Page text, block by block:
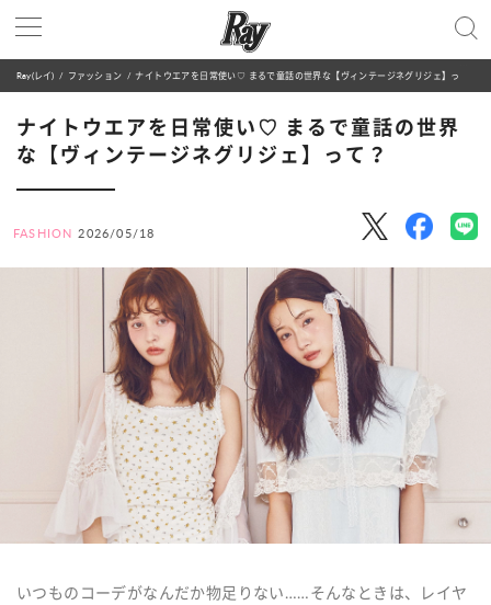
Ray(レイ) ファッション ナイトウエアを日常使い♡ まるで童話の世界な【ヴィンテージネグリジェ】って？
ナイトウエアを日常使い♡ まるで童話の世界
な【ヴィンテージネグリジェ】って？
FASHION 2026/05/18
いつものコーデがなんだか物足りない……そんなときは、レイヤ